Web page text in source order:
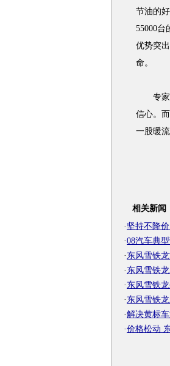
节油的
55000台
优势突
命。
专家指
信心。
一股暖流
相关新闻
· 坚持不降
·08汽车典
· 东风雪铁
· 东风雪铁
· 东风雪铁
· 东风雪铁
·解决黄标
·价格松动